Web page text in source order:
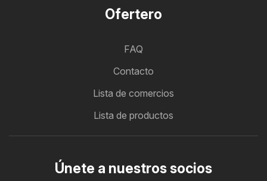
Ofertero
FAQ
Contacto
Lista de comercios
Lista de productos
Únete a nuestros socios